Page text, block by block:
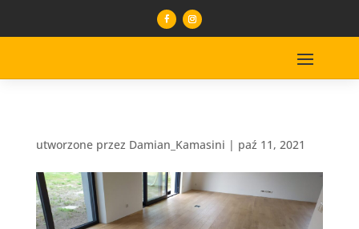
utworzone przez Damian_Kamasini | paź 11, 2021